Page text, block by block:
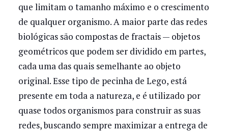
que limitam o tamanho máximo e o crescimento
de qualquer organismo. A maior parte das redes
biológicas são compostas de fractais — objetos
geométricos que podem ser dividido em partes,
cada uma das quais semelhante ao objeto
original. Esse tipo de pecinha de Lego, está
presente em toda a natureza, e é utilizado por
quase todos organismos para construir as suas
redes, buscando sempre maximizar a entrega de